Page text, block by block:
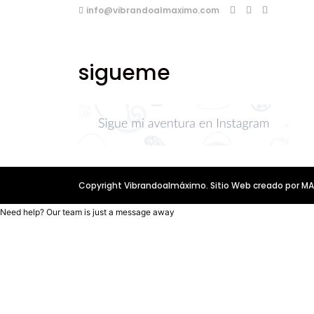
info@vibrandoalmaximo.com
sigueme
Copyright Vibrandoalmáximo. Sitio Web creado por
Need help? Our team is just a message away